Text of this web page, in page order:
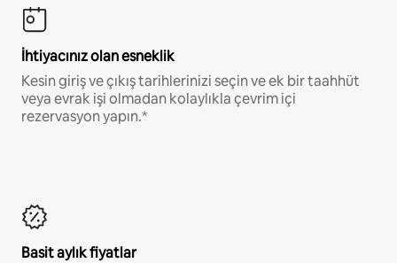
İhtiyacınız olan esneklik
Kesin giriş ve çıkış tarihlerinizi seçin ve ek bir taahhüt
veya evrak işi olmadan kolaylıkla çevrim içi
rezervasyon yapın.*
Basit aylık fiyatlar